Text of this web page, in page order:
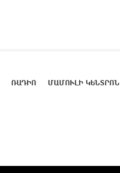
ՌԱԴԻՈ ՄԱՄՈՒԼԻ ԿԵՆՏՐՈՆ